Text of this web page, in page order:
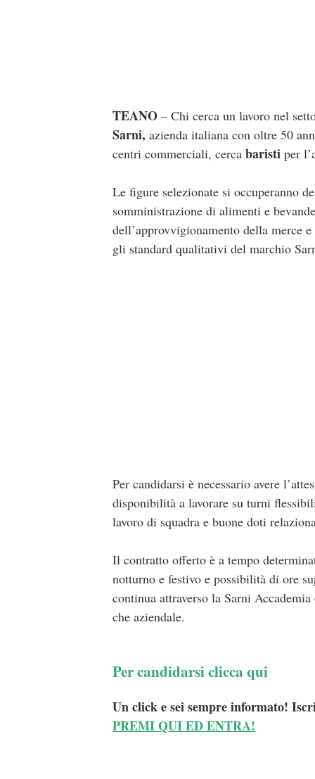
TEANO – Chi cerca un lavoro nel
Sarni, azienda italiana con oltre 50
centri commerciali, cerca baristi per
Le figure selezionate si occuperanno
somministrazione di alimenti e
dell’approvvigionamento della merce
gli standard qualitativi del marchio
Per candidarsi è necessario avere
disponibilità a lavorare su turni
lavoro di squadra e buone doti
Il contratto offerto è a tempo
notturno e festivo e possibilità di ore
continua attraverso la Sarni
che aziendale.
Per candidarsi clicca qui
Un click e sei sempre informato!
PREMI QUI ED ENTRA!